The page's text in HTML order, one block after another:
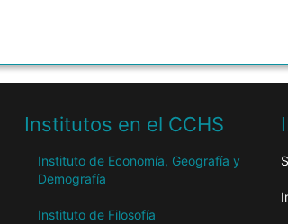
Institutos en el CCHS
Instituto de Economía, Geografía y
Demografía
Instituto de Filosofía